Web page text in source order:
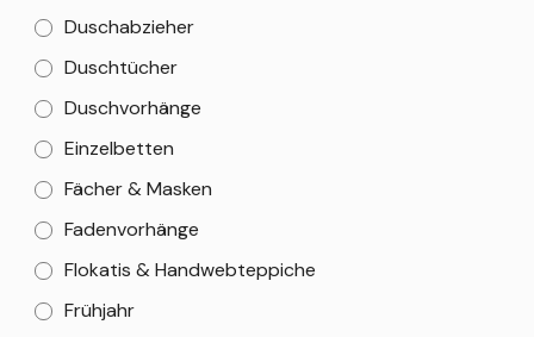
Duschabzieher
Duschtücher
Duschvorhänge
Einzelbetten
Fächer & Masken
Fadenvorhänge
Flokatis & Handwebteppiche
Frühjahr